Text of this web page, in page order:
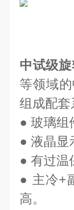
中试级
等领域
组成配套
● 玻璃组
● 液晶显
● 有过温
● 主冷+
高。